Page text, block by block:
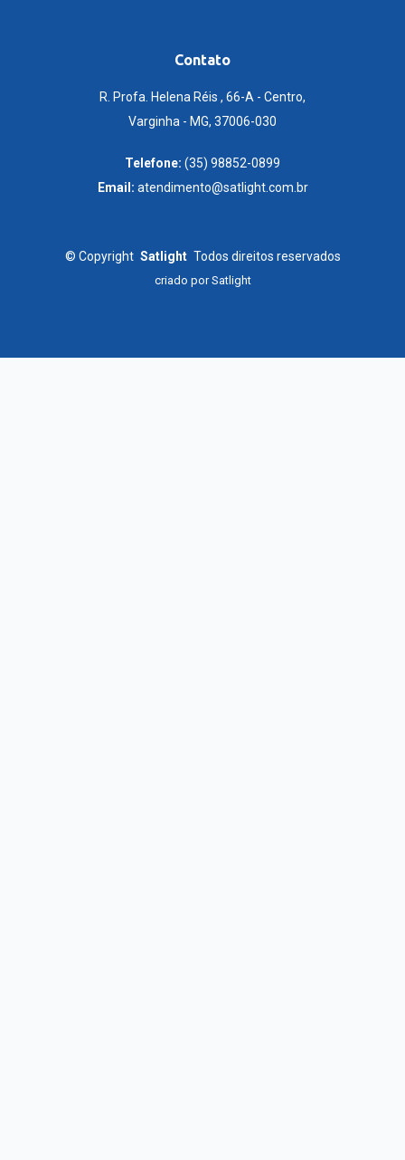
Contato
R. Profa. Helena Réis , 66-A - Centro,
Varginha - MG, 37006-030
Telefone: (35) 98852-0899
Email: atendimento@satlight.com.br
© Copyright Satlight Todos direitos reservados
criado porSatlight